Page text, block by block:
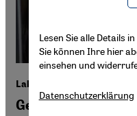
Laksmi Pamuntjaks Roman
Gebrochenes
Lesen Sie alle Details
Sie können Ihre hier
einsehen und
Datenschutzerklärung